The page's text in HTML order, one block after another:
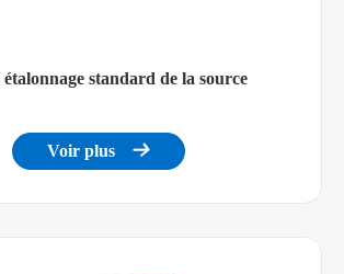
étalonnage standard de la source
Voir plus 